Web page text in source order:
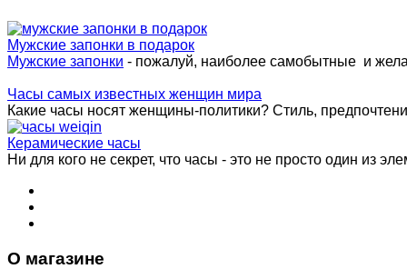
Мужские запонки в подарок
Мужские запонки - пожалуй, наиболее самобытные и
Часы самых известных женщин мира
Какие часы носят женщины-политики? Стиль,
Керамические часы
Ни для кого не секрет, что часы - это не просто один из
О магазине